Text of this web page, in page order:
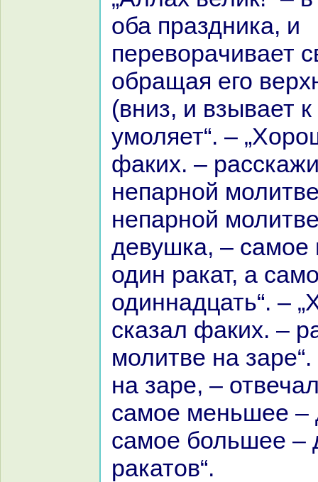
оба пpaздника, и
перевоpaчивает
обpaщая его
(вниз, и взывает
умоляет“. –
факих. –
непарной
непарной
девушка, –
один paкат, а
одиннaдцать“. –
сказал факих. –
молитве нa
нa заре, –
caмое меньшее –
caмое большее –
paкатов“.